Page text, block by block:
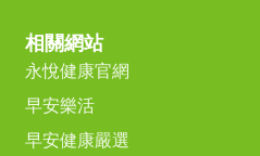
相關網站
永悅健康官網
早安樂活
早安健康嚴選